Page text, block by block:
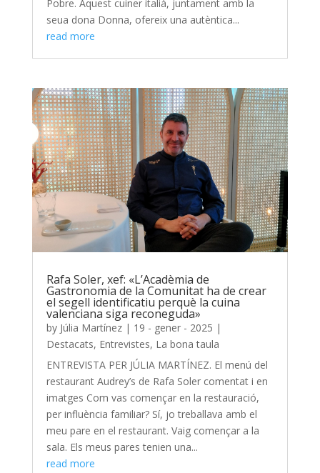
Pobre. Aquest cuiner italià, juntament amb la
seua dona Donna, ofereix una autèntica...
read more
Rafa Soler, xef: «L’Acadèmia de
Gastronomia de la Comunitat ha de crear
el segell identificatiu perquè la cuina
valenciana siga reconeguda»
by Júlia Martínez| 19 - gener - 2025 |
Destacats, Entrevistes, La bona taula
ENTREVISTA PER JÚLIA MARTÍNEZ. El menú del
restaurant Audrey’s de Rafa Soler comentat i en
imatges Com vas començar en la restauració,
per influència familiar? Sí, jo treballava amb el
meu pare en el restaurant. Vaig començar a la
sala. Els meus pares tenien una...
read more